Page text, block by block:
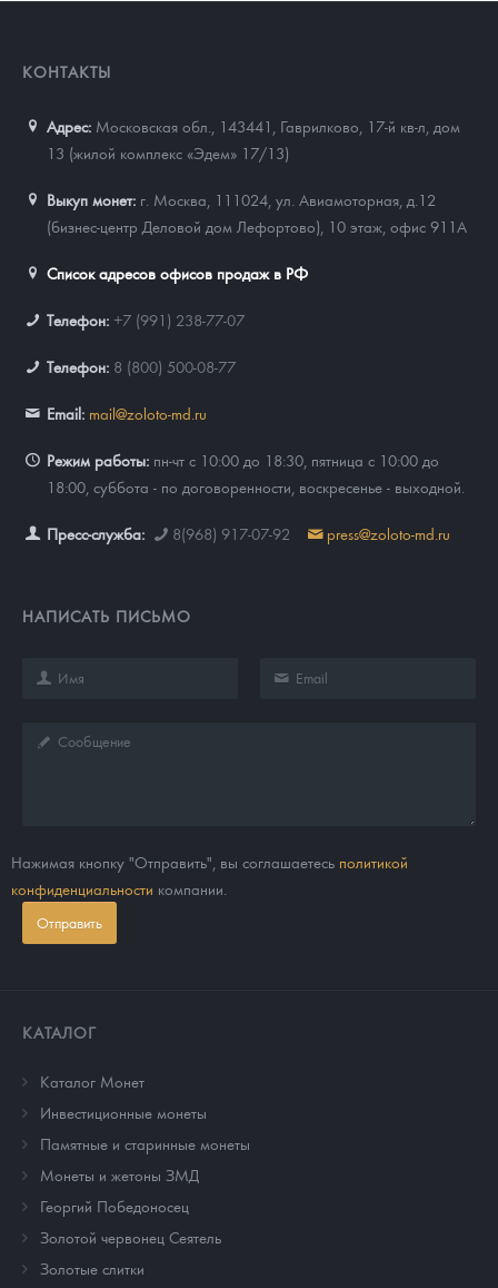
КОНТАКТЫ
Адрес: Московская обл., 143441
Гаврилково, 17-й кв-л, дом
13 (жилой комплекс «Эдем» 17/13)
Выкуп монет: г. Москва, 111024, ул. Авиамоторная, д.12
(бизнес-центр Деловой дом Лефортово), 10 этаж, офис 911А
Список адресов офисов продаж в РФ
Телефон: +7 (991) 238-77-07
Телефон: 8 (800) 500-08-77
Email: mail@zoloto-md.ru
Режим работы: пн-чт с 10:00 до 18:30, пятница с 10:00 до
18:00, суббота - по договоренности, воскресенье - выходной.
Пресс-служба: 8(968) 917-07-92 press@zoloto-md.ru
НАПИСАТЬ ПИСЬМО
Нажимая кнопку "Отправить", вы соглашаетесь политикой
конфиденциальности компании.
Отправить
КАТАЛОГ
Каталог Монет
Инвестиционные монеты
Памятные и старинные монеты
Монеты и жетоны ЗМД
Георгий Победоносец
Золотой червонец Сеятель
Золотые слитки